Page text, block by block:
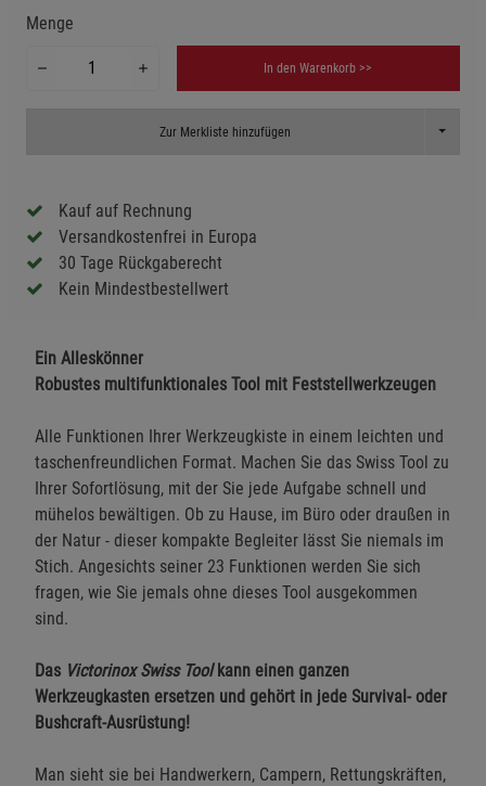
Menge
In den Warenkorb >>
Zur Merkliste hinzufügen Toggle
Kauf auf Rechnung
Versandkostenfrei in Europa
30 Tage Rückgaberecht
Kein Mindestbestellwert
Ein Alleskönner
Robustes multifunktionales Tool mit Feststellwerkzeugen
Alle Funktionen Ihrer Werkzeugkiste in einem leichten und
taschenfreundlichen Format. Machen Sie das Swiss Tool zu
Ihrer Sofortlösung, mit der Sie jede Aufgabe schnell und
mühelos bewältigen. Ob zu Hause, im Büro oder draußen in
der Natur - dieser kompakte Begleiter lässt Sie niemals im
Stich. Angesichts seiner 23 Funktionen werden Sie sich
fragen, wie Sie jemals ohne dieses Tool ausgekommen
sind.
Das Victorinox Swiss Toolkann einen ganzen
Werkzeugkasten ersetzen und gehört in jede Survival- oder
Bushcraft-Ausrüstung!
Man sieht sie bei Handwerkern, Campern, Rettungskräften,